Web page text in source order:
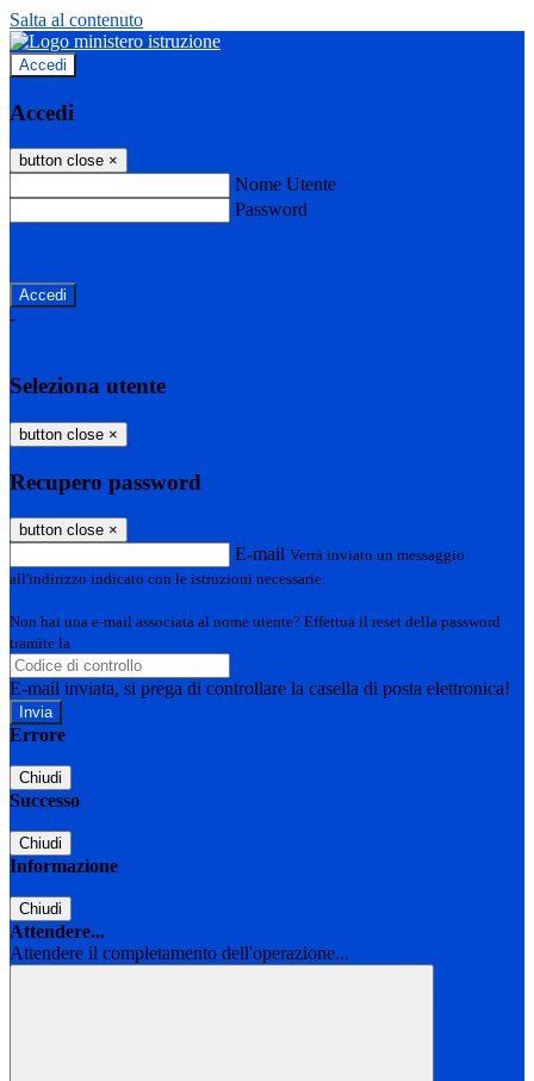
Salta al contenuto
Accedi
Accedi
button close ×
Nome Utente
Password
-
Seleziona utente
button close ×
Recupero password
button close ×
E-mail Verrà inviato un messaggio
all'indirizzo indicato con le istruzioni necessarie.
Non hai una e-mail associata al nome utente? Effettua il reset della password
tramite la
E-mail inviata, si prega di controllare la casella di posta elettronica!
Errore
Chiudi
Successo
Chiudi
Informazione
Chiudi
Attendere...
Attendere il completamento dell'operazione...